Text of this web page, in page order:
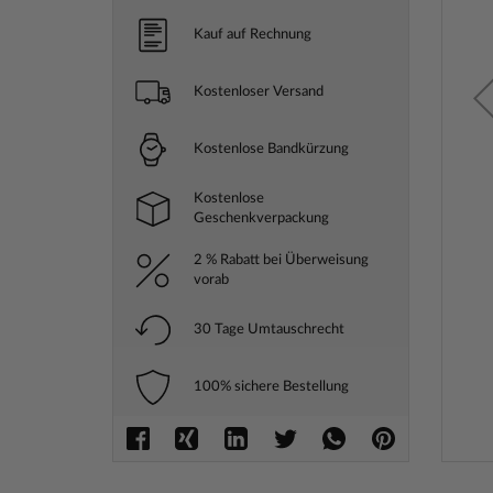
Kauf auf Rechnung
Kostenloser Versand
Kostenlose Bandkürzung
Kostenlose
Geschenkverpackung
2 % Rabatt bei Überweisung
vorab
30 Tage Umtauschrecht
100% sichere Bestellung